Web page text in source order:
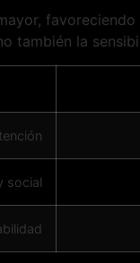
también la
social